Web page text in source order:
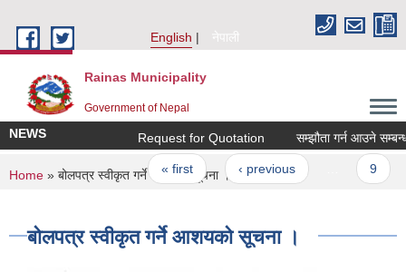
English
नेपाली
Rainas Municipality
Government of Nepal
NEWS Request for Quotation सम्झौता गर्न आउने
Pages
« first ‹ previous
You are here
Home » बोलपत्र स्वीकृत गर्ने आशयको सूचना ।
बोलपत्र स्वीकृत गर्ने आशयको सूचना ।